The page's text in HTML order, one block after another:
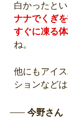
白かったと
ナナでくぎ
すぐに凍る
ね。
他にもアイ
ションなど
今野さん